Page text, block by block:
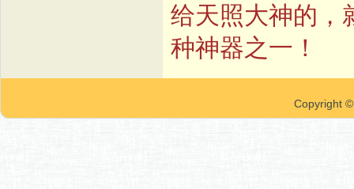
给天照大神的，
种神器之一！
Copyright